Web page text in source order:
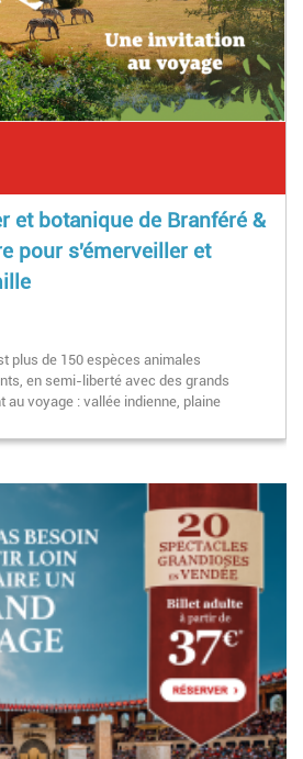
et botanique de Branféré &
pour s'émerveiller et
plus de 150 espèces animales
en semi-liberté avec des grands
au voyage : vallée indienne, plaine